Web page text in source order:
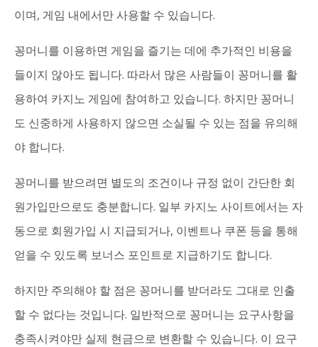
이며, 게임 내에서만 사용할 수 있습니다.
꽁머니를 이용하면 게임을 즐기는 데에 추가적인 비용을
들이지 않아도 됩니다. 따라서 많은 사람들이 꽁머니를 활
용하여 카지노 게임에 참여하고 있습니다. 하지만 꽁머니
도 신중하게 사용하지 않으면 소실될 수 있는 점을 유의해
야 합니다.
꽁머니를 받으려면 별도의 조건이나 규정 없이 간단한 회
원가입만으로도 충분합니다. 일부 카지노 사이트에서는 자
동으로 회원가입 시 지급되거나, 이벤트나 쿠폰 등을 통해
얻을 수 있도록 보너스 포인트로 지급하기도 합니다.
하지만 주의해야 할 점은 꽁머니를 받더라도 그대로 인출
할 수 없다는 것입니다. 일반적으로 꽁머니는 요구사항을
충족시켜야만 실제 현금으로 변환할 수 있습니다. 이 요구